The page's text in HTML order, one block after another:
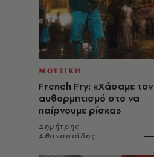
ΜΟΥΣΙΚΗ
French Fry: «Χάσαμε τον
αυθορμητισμό στο να
παίρνουμε ρίσκα»
Δημήτρης
Αθανασιάδης